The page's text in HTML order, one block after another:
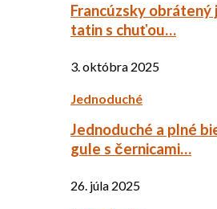
Francúzsky
tatin s chuťou…
3. októbra 2025
Jednoduché
Jednoduché a plné
gule s černicami…
26. júla 2025